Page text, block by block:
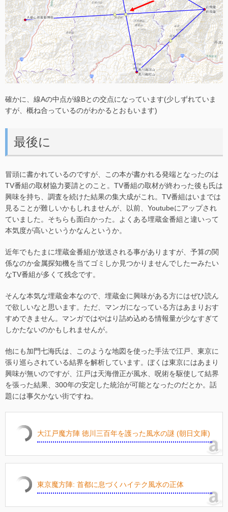
確かに、線Aの中点が線Bとの交点になっています(少しずれていま
すが、概ね合っているのがわかるとおもいます)
最後に
冒頭に書かれているのですが、この本が書かれる発端となったのは
TV番組の取材協力要請とのこと。TV番組の取材が終わった後も氏は
興味を持ち、調査を続けた結果の集大成がこれ。TV番組はいまでは
見ることが難しいかもしれませんが、以前、Youtubeにアップされ
ていました。そちらも面白かった。よくある埋蔵金番組と違いって
本気度が高いというかなんというか。
近年でもたまに埋蔵金番組が放送される事がありますが、予算の関
係なのか金属探知機を当てゴミしか見つかりませんでしたーみたい
なTV番組が多くて残念です。
そんな本気な埋蔵金本なので、埋蔵金に興味がある方にはぜひ読ん
で欲しいなと思います。ただ、マンガになっている方はあまりおす
すめできません。マンガではやはり詰め込める情報量が少なすぎて
しかたないのかもしれませんが。
他にも加門七海氏は、このような地図を使った手法で江戸、東京に
張り巡らされている結界を解析しています。ぼくは東京にはあまり
興味が無いのですが、江戸は天海僧正が風水、呪術を駆使して結界
を張った結果、300年の安定した統治が可能となったのだとか。話
題には事欠かない街ですね。
大江戸魔方陣 徳川三百年を護った風水の謎 (朝日文庫)
東京魔方陣: 首都に息づくハイテク風水の正体